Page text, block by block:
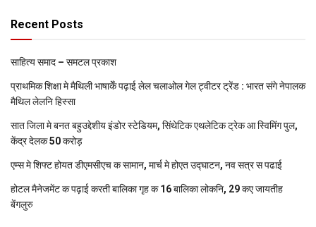
Recent Posts
साहित्य समाद – समटल प्रकाश
प्राथमिक शि‍क्षा मे मैथि‍ली भाषाकेँ पढ़ाई लेल चलाओल गेल ट्वीटर ट्रेंड : भारत संगे नेपालक
मैथिल लेलनि हिस्सा
सात जिला मे बनत बहुउद्देशीय इंडोर स्‍टेडि‍यम, सिंथेटिक एथलेटिक ट्रेक आ स्विमिंग पुल,
केंद्र देलक 50 करोड़
एम्स मे शिफ्ट होयत डीएमसीएच क सामान, मार्च मे होएत उद्घाटन, नव सत्र स पढाई
होटल मैनेजमेंट क पढ़ाई करती बालिका गृह क 16 बालिका लोकनि, 29 कए जायतीह
बेंगलुरु